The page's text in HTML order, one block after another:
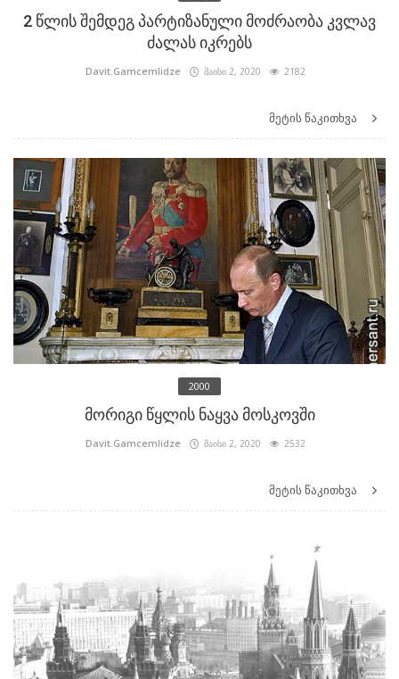
2 წლის შემდეგ პარტიზანული მოძრაობა კვლავ
ძალას იკრებს
Davit.Gamcemlidze მაისი 2, 2020 2182
მეტის წაკითხვა
2000
მორიგი წყლის ნაყვა მოსკოვში
Davit.Gamcemlidze მაისი 2, 2020 2532
მეტის წაკითხვა